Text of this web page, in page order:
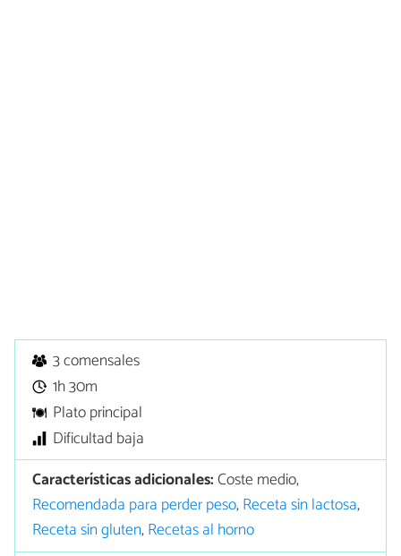
3 comensales
1h 30m
Plato principal
Dificultad baja
Características adicionales:Coste medio,
Recomendada para perder peso,Receta sin lactosa,
Receta sin gluten,Recetas al horno